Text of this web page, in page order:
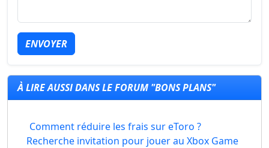
ENVOYER
À LIRE AUSSI DANS LE FORUM "BONS PLANS"
Comment réduire les frais sur eToro ?
Recherche invitation pour jouer au Xbox Game